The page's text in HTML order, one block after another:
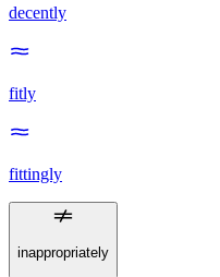
decently
fitly
fittingly
inappropriately